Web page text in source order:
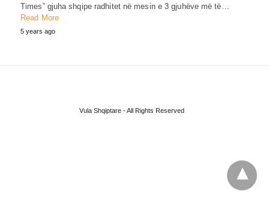
Times” gjuha shqipe radhitet në mesin e 3 gjuhëve më të…
Read More
5 years ago
Vula Shqiptare - All Rights Reserved